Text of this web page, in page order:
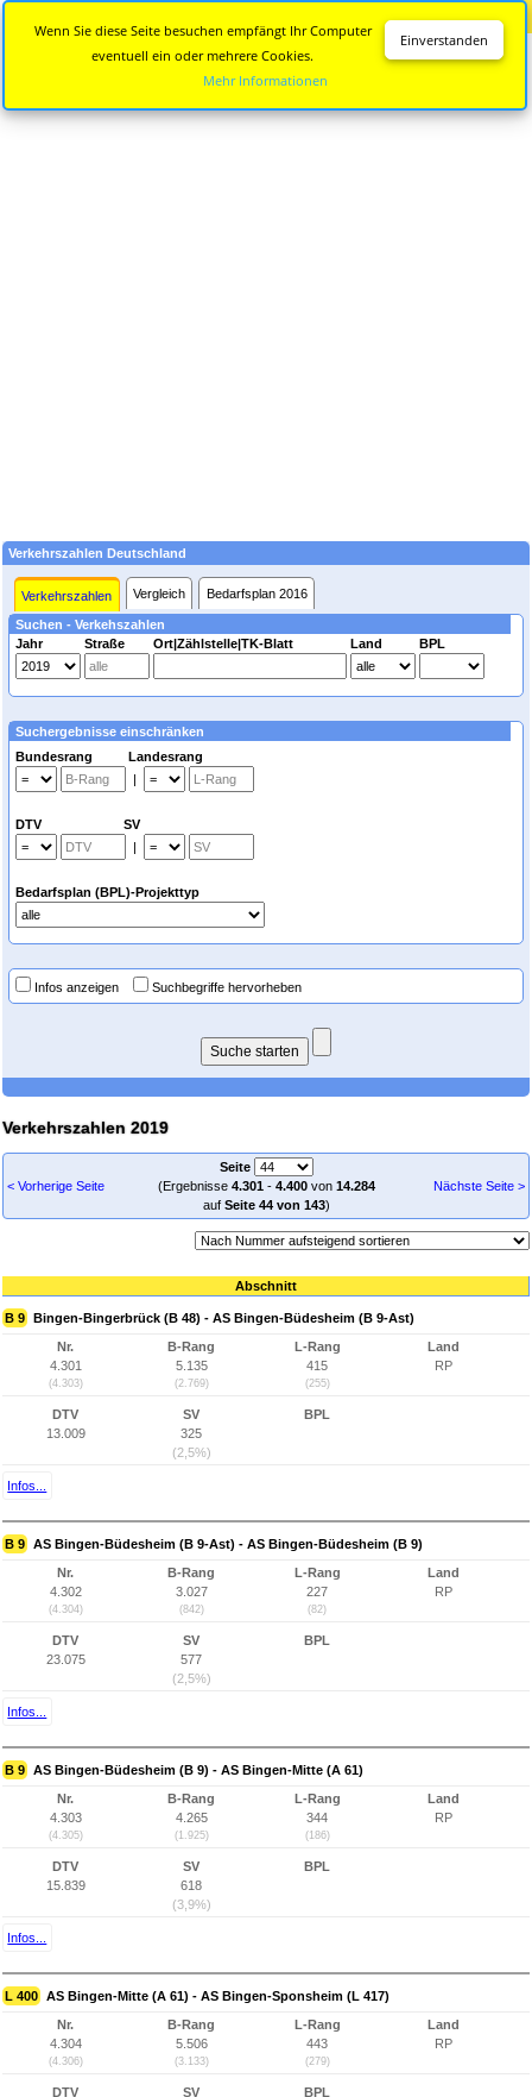
Verkehrszahlen Deutschland
Verkehrszahlen Vergleich Bedarfsplan 2016
Suchen - Verkehszahlen
Jahr
Straße Ort|Zählstelle|TK-Blatt Land BPL
Suchergebnisse einschränken
Bundesrang Landesrang
|
DTV SV
|
Bedarfsplan (BPL)-Projekttyp
Infos anzeigen Suchbegriffe hervorheben
Verkehrszahlen 2019
< Vorherige Seite
Seite
(Ergebnisse 4.301- 4.400von 14.284
auf Seite 44 von 143)
Nächste Seite >
Abschnitt
B 9 Bingen-Bingerbrück (B 48) - AS Bingen-Büdesheim (B 9-Ast)
Nr.
4.301
(4.303)
B-Rang
5.135
(2.769)
L-Rang
415
(255)
Land
RP
DTV
13.009
SV
325
(2,5%)
BPL
Infos...
B 9 AS Bingen-Büdesheim (B 9-Ast) - AS Bingen-Büdesheim (B 9)
Nr.
4.302
(4.304)
B-Rang
3.027
(842)
L-Rang
227
(82)
Land
RP
DTV
23.075
SV
577
(2,5%)
BPL
Infos...
B 9 AS Bingen-Büdesheim (B 9) - AS Bingen-Mitte (A 61)
Nr.
4.303
(4.305)
B-Rang
4.265
(1.925)
L-Rang
344
(186)
Land
RP
DTV
15.839
SV
618
(3,9%)
BPL
Infos...
L 400 AS Bingen-Mitte (A 61) - AS Bingen-Sponsheim (L 417)
Nr.
4.304
(4.306)
B-Rang
5.506
(3.133)
L-Rang
443
(279)
Land
RP
DTV
SV
BPL
Einverstanden
Wenn Sie diese Seite besuchen empfängt Ihr Computer
eventuell ein oder mehrere Cookies.
Mehr Informationen